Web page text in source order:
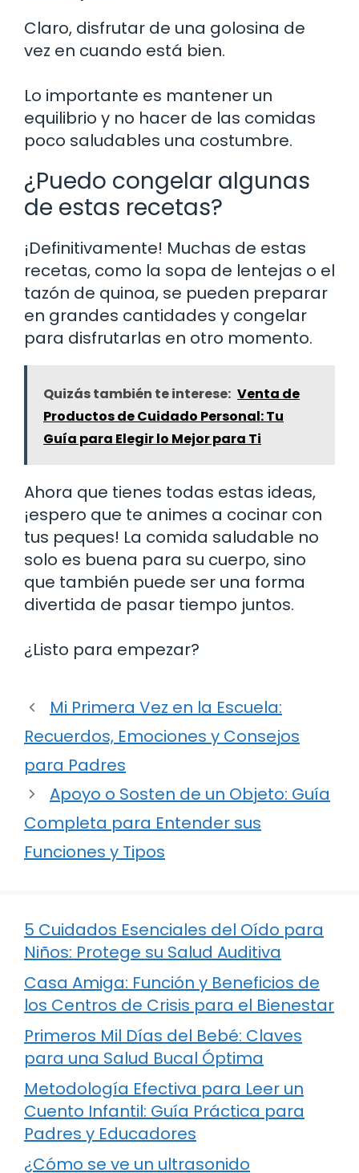
Claro, disfrutar de una golosina de
vez en cuando está bien.
Lo importante es mantener un
equilibrio y no hacer de las comidas
poco saludables una costumbre.
¿Puedo congelar algunas
de estas recetas?
¡Definitivamente! Muchas de estas
recetas, como la sopa de lentejas o el
tazón de quinoa, se pueden preparar
en grandes cantidades y congelar
para disfrutarlas en otro momento.
Quizás también te interese: Venta de
Productos de Cuidado Personal: Tu
Guía para Elegir lo Mejor para Ti
Ahora que tienes todas estas ideas,
¡espero que te animes a cocinar con
tus peques! La comida saludable no
solo es buena para su cuerpo, sino
que también puede ser una forma
divertida de pasar tiempo juntos.
¿Listo para empezar?
Mi Primera Vez en la Escuela:
Recuerdos, Emociones y Consejos
para Padres
Apoyo o Sosten de un Objeto: Guía
Completa para Entender sus
Funciones y Tipos
5 Cuidados Esenciales del Oído para
Niños: Protege su Salud Auditiva
Casa Amiga: Función y Beneficios de
los Centros de Crisis para el Bienestar
Primeros Mil Días del Bebé: Claves
para una Salud Bucal Óptima
Metodología Efectiva para Leer un
Cuento Infantil: Guía Práctica para
Padres y Educadores
¿Cómo se ve un ultrasonido